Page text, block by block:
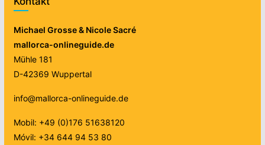
Michael Grosse & Nicole Sacré
mallorca-onlineguide.de
Mühle 181
D-42369 Wuppertal
info@mallorca-onlineguide.de
Mobil: +49 (0)176 51638120
Móvil: +34 644 94 53 80